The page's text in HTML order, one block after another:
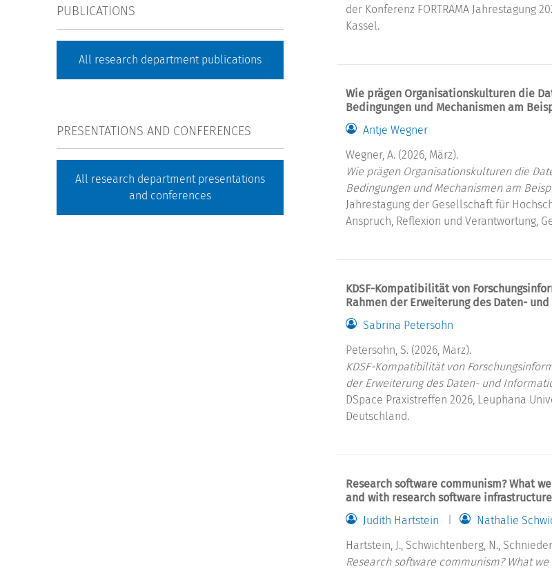
der Konferenz FORTRAMA Jahrestagung
Kassel.
Wie prägen Organisationskulturen die
Bedingungen und Mechanismen am
Antje Wegner
Wegner, A. (2026, März).
Wie prägen Organisationskulturen die
Bedingungen und Mechanismen am
Jahrestagung der Gesellschaft für
Anspruch, Reflexion und Verantwortung,
KDSF-Kompatibilität von
Rahmen der Erweiterung des Daten-
Sabrina Petersohn
Petersohn, S. (2026, März).
KDSF-Kompatibilität von
der Erweiterung des Daten- und
DSpace Praxistreffen 2026, Leuphana
Deutschland.
Research software communism? What
and with research software
Judith Hartstein
Nathalie
Hartstein, J., Schwichtenberg, N.,
Research software communism? What
PUBLICATIONS
All research department publications
PRESENTATIONS AND CONFERENCES
All research department presentations
and conferences